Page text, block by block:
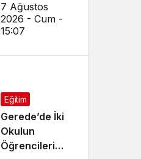
Aday
Öğrencilere
7 Ağustos
2026 - Cum -
15:07
Eğitim
Gerede’de İki
Okulun
Öğrencileri